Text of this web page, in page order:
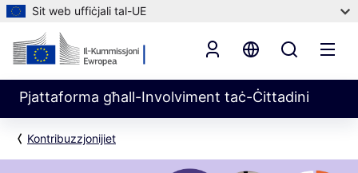
Sit web uffiċjali tal-UE
Pjattaforma għall-Involviment taċ-Ċittadini
Kontribuzzjonijiet